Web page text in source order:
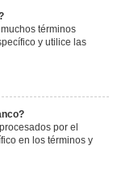
términos
y utilice las
por el
en los términos y